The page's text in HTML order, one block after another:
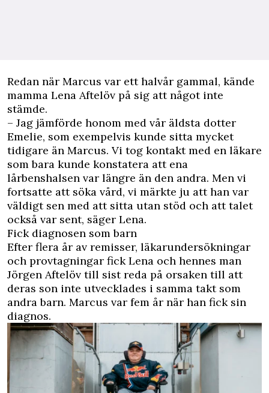
Redan när Marcus var ett halvår gammal, kände
mamma Lena Aftelöv på sig att något inte
stämde.
– Jag jämförde honom med vår äldsta dotter
Emelie, som exempelvis kunde sitta mycket
tidigare än Marcus. Vi tog kontakt med en läkare
som bara kunde konstatera att ena
lårbenshalsen var längre än den andra. Men vi
fortsatte att söka vård, vi märkte ju att han var
väldigt sen med att sitta utan stöd och att talet
också var sent, säger Lena.
Fick diagnosen som barn
Efter flera år av remisser, läkarundersökningar
och provtagningar fick Lena och hennes man
Jörgen Aftelöv till sist reda på orsaken till att
deras son inte utvecklades i samma takt som
andra barn. Marcus var fem år när han fick sin
diagnos.